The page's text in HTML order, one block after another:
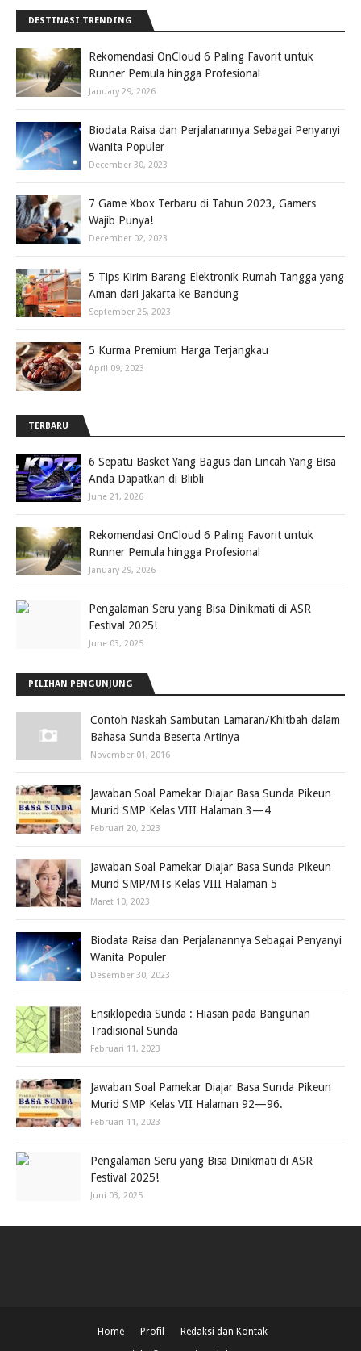
DESTINASI TRENDING
Rekomendasi OnCloud 6 Paling Favorit untuk
Runner Pemula hingga Profesional
January 29, 2026
Biodata Raisa dan Perjalanannya Sebagai Penyanyi
Wanita Populer
December 30, 2023
7 Game Xbox Terbaru di Tahun 2023, Gamers
Wajib Punya!
December 02, 2023
5 Tips Kirim Barang Elektronik Rumah Tangga yang
Aman dari Jakarta ke Bandung
September 25, 2023
5 Kurma Premium Harga Terjangkau
April 09, 2023
TERBARU
6 Sepatu Basket Yang Bagus dan Lincah Yang Bisa
Anda Dapatkan di Blibli
June 21, 2026
Rekomendasi OnCloud 6 Paling Favorit untuk
Runner Pemula hingga Profesional
January 29, 2026
Pengalaman Seru yang Bisa Dinikmati di ASR
Festival 2025!
June 03, 2025
PILIHAN PENGUNJUNG
Contoh Naskah Sambutan Lamaran/Khitbah dalam
Bahasa Sunda Beserta Artinya
November 01, 2016
Jawaban Soal Pamekar Diajar Basa Sunda Pikeun
Murid SMP Kelas VIII Halaman 3—4
Februari 20, 2023
Jawaban Soal Pamekar Diajar Basa Sunda Pikeun
Murid SMP/MTs Kelas VIII Halaman 5
Maret 10, 2023
Biodata Raisa dan Perjalanannya Sebagai Penyanyi
Wanita Populer
Desember 30, 2023
Ensiklopedia Sunda : Hiasan pada Bangunan
Tradisional Sunda
Februari 11, 2023
Jawaban Soal Pamekar Diajar Basa Sunda Pikeun
Murid SMP Kelas VII Halaman 92—96.
Februari 11, 2023
Pengalaman Seru yang Bisa Dinikmati di ASR
Festival 2025!
Juni 03, 2025
Home Profil Redaksi dan Kontak